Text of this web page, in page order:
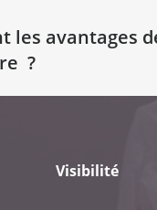
les avantages
?
Visibilité